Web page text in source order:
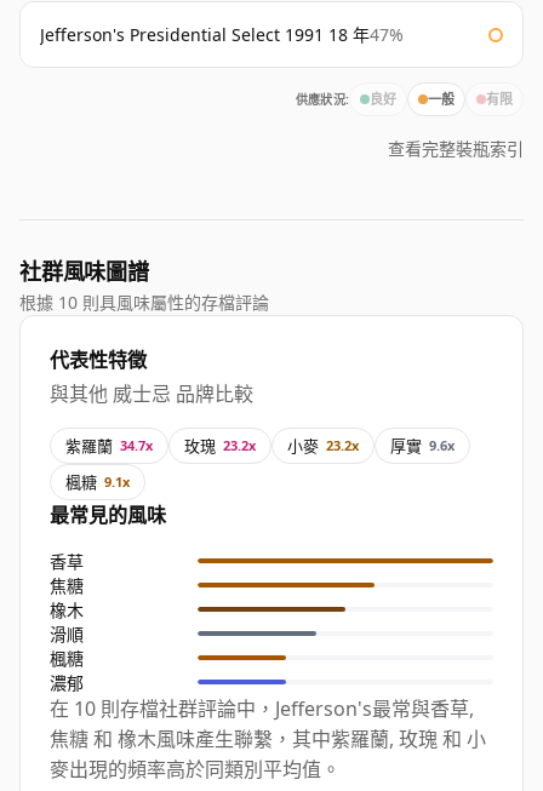
Jefferson's Presidential Select 1991 18 年47%
供應狀況: 良好 一般 有限
查看完整裝瓶索引
社群風味圖譜
根據 10 則具風味屬性的存檔評論
代表性特徵
與其他 威士忌 品牌比較
紫羅蘭 34.7x 玫瑰 23.2x 小麥 23.2x 厚實 9.6x
楓糖 9.1x
最常見的風味
香草
焦糖
橡木
滑順
楓糖
濃郁
在 10 則存檔社群評論中，Jefferson's最常與香草,
焦糖 和 橡木風味產生聯繫，其中紫羅蘭, 玫瑰 和 小
麥出現的頻率高於同類別平均值。